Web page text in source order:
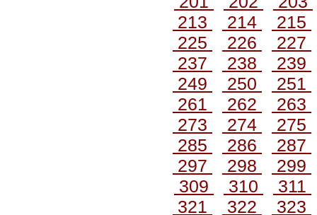
213
214
215
225
226
227
237
238
239
249
250
251
261
262
263
273
274
275
285
286
287
297
298
299
309
310
311
321
322
323